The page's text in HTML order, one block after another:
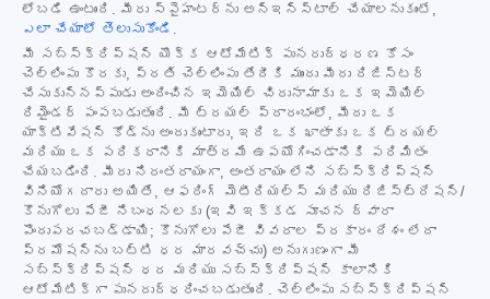
లోబడి ఉంటుంది. మీరు స్పైహంటర్‌ను అన్‌ఇన్‌స్టాల్ చేయాలనుకుంటే,
ఎలా చేయాలో తెలుసుకోండి
మీ సబ్‌స్క్రిప్షన్ యొక్క ఆటోమేటిక్ పునరుద్ధరణ కోసం
చెల్లింపు కొరకు, ప్రతి చెల్లింపు తేదీకి ముందు మీరు రిజిస్టర్
చేసుకున్నప్పుడు అందించిన ఇమెయిల్ చిరునామాకు ఒక ఇమెయిల్
రిమైండర్ పంపబడుతుంది. మీ ట్రయల్ ప్రారంభంలో, మీరు ఒక
యాక్టివేషన్ కోడ్‌ను అందుకుంటారు, ఇది ఒక ఖాతాకు ఒక ట్రయల్
మరియు ఒక పరికరానికి మాత్రమే ఉపయోగించడానికి పరిమితం
చేయబడింది. మీరు నిరంతరాయంగా, అంతరాయం లేని సబ్‌స్క్రిప్షన్
వినియోగదారు అయితే, ఆఫరింగ్ మెటీరియల్స్ మరియు రిజిస్ట్రేషన్/
కొనుగోలు పేజీ నిబంధనలకు (ఇవి ఇక్కడ సూచన ద్వారా
పొందుపరచబడ్డాయి; కొనుగోలు పేజీ వివరాల ప్రకారం దేశం లేదా
ప్రమోషన్‌ను బట్టి ధర మారవచ్చు) అనుగుణంగా మీ
సబ్‌స్క్రిప్షన్ ధర మరియు సబ్‌స్క్రిప్షన్ కాలానికి
ఆటోమేటిక్‌గా పునరుద్ధరించబడుతుంది. చెల్లింపు సబ్‌స్క్రిప్షన్